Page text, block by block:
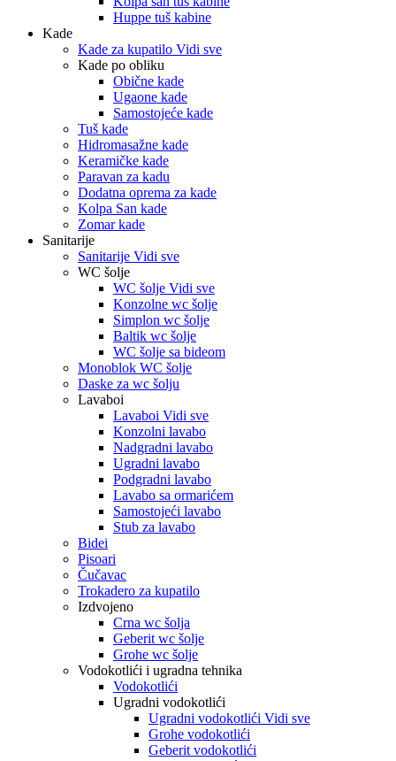
Huppe tuš kabine
Kade
Kade za kupatilo Vidi sve
Kade po obliku
Obične kade
Ugaone kade
Samostojeće kade
Tuš kade
Hidromasažne kade
Keramičke kade
Paravan za kadu
Dodatna oprema za kade
Kolpa San kade
Zomar kade
Sanitarije
Sanitarije Vidi sve
WC šolje
WC šolje Vidi sve
Konzolne wc šolje
Simplon wc šolje
Baltik wc šolje
WC šolje sa bideom
Monoblok WC šolje
Daske za wc šolju
Lavaboi
Lavaboi Vidi sve
Konzolni lavabo
Nadgradni lavabo
Ugradni lavabo
Podgradni lavabo
Lavabo sa ormarićem
Samostojeći lavabo
Stub za lavabo
Bidei
Pisoari
Čučavac
Trokadero za kupatilo
Izdvojeno
Crna wc šolja
Geberit wc šolje
Grohe wc šolje
Vodokotlići i ugradna tehnika
Vodokotlići
Ugradni vodokotlići
Ugradni vodokotlići Vidi sve
Grohe vodokotlići
Geberit vodokotlići